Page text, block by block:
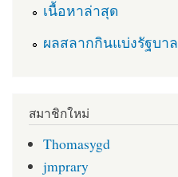
เนื้อหาล่าสุด
ผลสลากกินแบ่งรัฐบาล
(link is external)
สมาชิกใหม่
Thomasygd
jmprary